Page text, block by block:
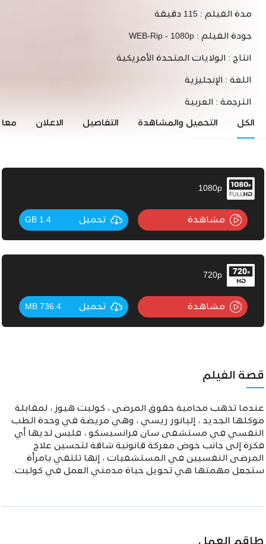
مدة الفيلم : 115 دقيقة
جودة الفيلم : WEB-Rip - 1080p
انتاج : الولايات المتحدة الأمريكية
اللغة : الإنجليزية
الترجمة : العربية
الكل التحميل والمشاهدة التفاصيل الاعلان
1080p
مشاهدة تحميل 1.4 GB
720p
مشاهدة تحميل 736.4 MB
قصة الفيلم
عندما تذهب محامية حقوق المرضى ، كوليت هيوز ، لمقابلة
موكلها الجديد ، إليانور ريسي ، وهي مريضة في وحدة الطب
النفسي في مستشفى سان فرانسيسكو ، فليس لديها أي
فكرة إلى جانب خوض معركة قانونية شاقة لتحسين علاج
المرضى النفسيين في المستشفيات ، إنها تلتقي بامرأة
ستجعل مهمتها هي تحويل حياة مدمني العمل في كوليت.